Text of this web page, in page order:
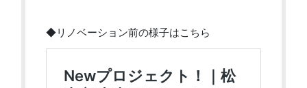
◆リノベーション前の様子はこちら